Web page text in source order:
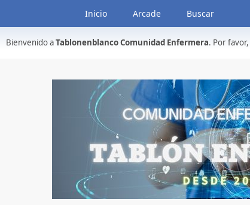
Inicio Arcade Buscar
Bienvenido aTablonenblanco Comunidad Enfermera. Por favor,